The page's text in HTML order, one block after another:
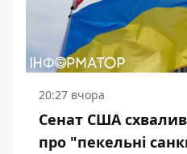
20:27 вчора
Сенат США
про "пекельні